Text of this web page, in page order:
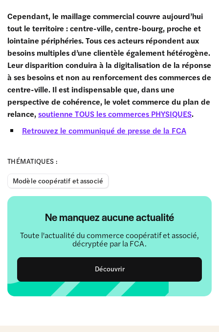
THÉMATIQUES :
Modèle coopératif et associé
Ne manquez aucune actualité
Toute l'actualité du commerce coopératif et associé,
décryptée par la FCA.
Découvrir
Cependant, le maillage commercial couvre aujourd’hui
tout le territoire : centre-ville, centre-bourg, proche et
lointaine périphéries. Tous ces acteurs répondent aux
besoins multiples d’une clientèle également hétérogène.
Leur disparition conduira à la digitalisation de la réponse
à ses besoins et non au renforcement des commerces de
centre-ville. Il est indispensable que, dans une
perspective de cohérence, le volet commerce du plan de
relance,soutienne TOUS les commerces PHYSIQUES.
Retrouvez le communiqué de presse de la FCA